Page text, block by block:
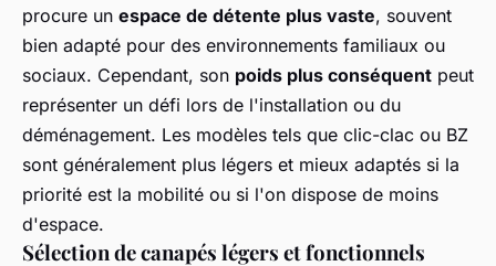
procure un espace de détente plus vaste, souvent
bien adapté pour des environnements familiaux ou
sociaux. Cependant, son poids plus conséquent peut
représenter un défi lors de l'installation ou du
déménagement. Les modèles tels que clic-clac ou BZ
sont généralement plus légers et mieux adaptés si la
priorité est la mobilité ou si l'on dispose de moins
d'espace.
Sélection de canapés légers et fonctionnels